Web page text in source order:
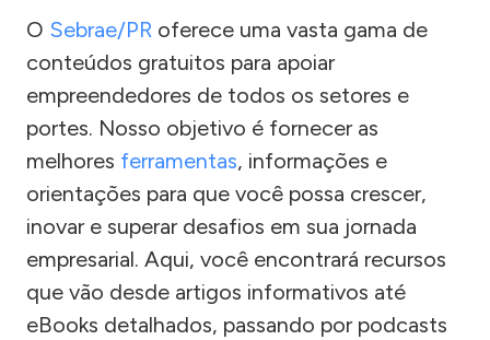
O Sebrae/PR oferece uma vasta gama de
conteúdos gratuitos para apoiar
empreendedores de todos os setores e
portes. Nosso objetivo é fornecer as
melhores ferramentas, informações e
orientações para que você possa crescer,
inovar e superar desafios em sua jornada
empresarial. Aqui, você encontrará recursos
que vão desde artigos informativos até
eBooks detalhados, passando por podcasts